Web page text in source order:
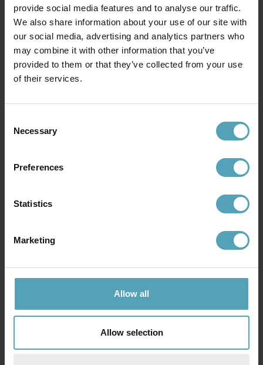
provide social media features and to analyse our traffic.
We also share information about your use of our site with
our social media, advertising and analytics partners who
may combine it with other information that you’ve
provided to them or that they’ve collected from your use
of their services.
Selection
Necessary
Preferences
Statistics
Marketing
Allow all
Allow selection
Mist utelampa
1 600 kr
Rek. 3 999 kr
Mist utelampa
3 199 kr
Rek. 3 999 kr
KAMPANJ
Sinne utelampa
KAMPANJ